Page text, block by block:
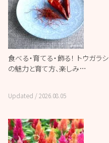
食べる・育てる・飾る！ トウガラシ
の魅力と育て方、楽しみ…
Updated /2026.08.05